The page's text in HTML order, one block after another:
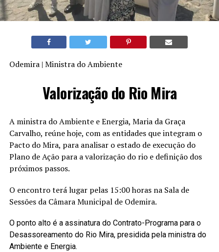
Odemira | Ministra do Ambiente
Valorização do Rio Mira
A ministra do Ambiente e Energia, Maria da Graça
Carvalho, reúne hoje, com as entidades que integram o
Pacto do Mira, para analisar o estado de execução do
Plano de Ação para a valorização do rio e definição dos
próximos passos.
O encontro terá lugar pelas 15:00 horas na Sala de
Sessões da Câmara Municipal de Odemira.
O ponto alto é a assinatura do Contrato-Programa para o
Desassoreamento do Rio Mira, presidida pela ministra do
Ambiente e Energia.